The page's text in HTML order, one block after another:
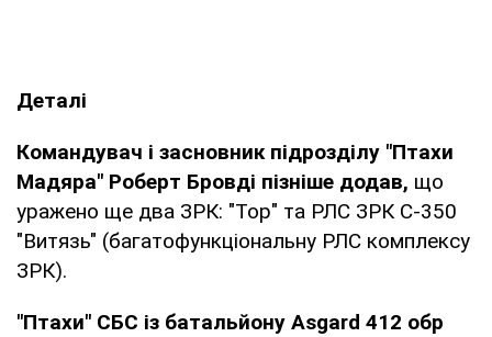
Деталі
Командувач і засновник підрозділу "Птахи
Мадяра" Роберт Бровді пізніше додав, що
уражено ще два ЗРК: "Тор" та РЛС ЗРК С-350
"Витязь" (багатофункціональну РЛС комплексу
ЗРК).
"Птахи" СБС із батальйону Asgard 412 обр